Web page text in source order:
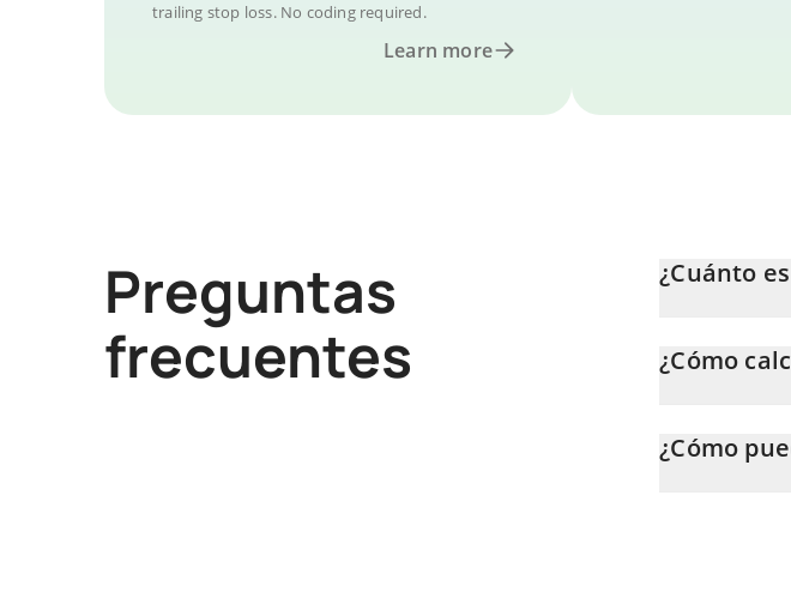
trailing stop loss. No coding required.
Learn more
Preguntas
frecuentes
¿Cuánto
En este
¿Cómo
ETH. Solo
¿Cómo